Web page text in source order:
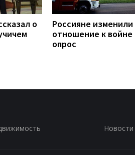
о
Россияне изменили
отношение к войне
опрос
Новости